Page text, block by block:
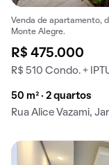
Venda de apartamento,
Monte Alegre.
R$ 475.000
R$ 510 Condo. +
50 m² · 2 quartos
Rua Alice Vazami,